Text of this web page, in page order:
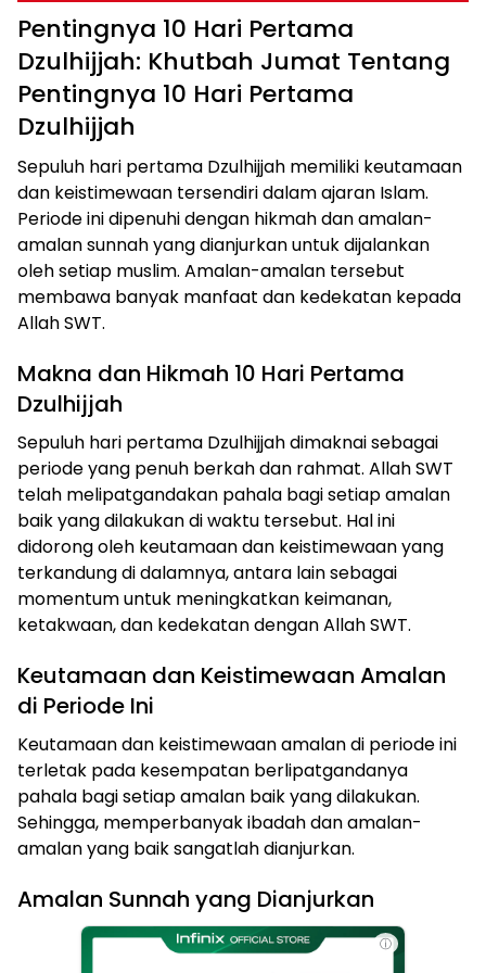
Pentingnya 10 Hari Pertama
Dzulhijjah: Khutbah Jumat Tentang
Pentingnya 10 Hari Pertama
Dzulhijjah
Sepuluh hari pertama Dzulhijjah memiliki keutamaan
dan keistimewaan tersendiri dalam ajaran Islam.
Periode ini dipenuhi dengan hikmah dan amalan-
amalan sunnah yang dianjurkan untuk dijalankan
oleh setiap muslim. Amalan-amalan tersebut
membawa banyak manfaat dan kedekatan kepada
Allah SWT.
Makna dan Hikmah 10 Hari Pertama
Dzulhijjah
Sepuluh hari pertama Dzulhijjah dimaknai sebagai
periode yang penuh berkah dan rahmat. Allah SWT
telah melipatgandakan pahala bagi setiap amalan
baik yang dilakukan di waktu tersebut. Hal ini
didorong oleh keutamaan dan keistimewaan yang
terkandung di dalamnya, antara lain sebagai
momentum untuk meningkatkan keimanan,
ketakwaan, dan kedekatan dengan Allah SWT.
Keutamaan dan Keistimewaan Amalan
di Periode Ini
Keutamaan dan keistimewaan amalan di periode ini
terletak pada kesempatan berlipatgandanya
pahala bagi setiap amalan baik yang dilakukan.
Sehingga, memperbanyak ibadah dan amalan-
amalan yang baik sangatlah dianjurkan.
Amalan Sunnah yang Dianjurkan
ⓘ